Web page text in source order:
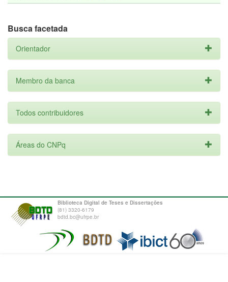
Busca facetada
Orientador
Membro da banca
Todos contribuidores
Áreas do CNPq
Biblioteca Digital de Teses e Dissertações
(81) 3320-6179
bdtd.bc@ufrpe.br